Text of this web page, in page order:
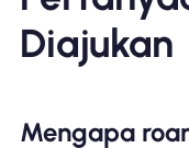
Diajukan
Mengapa